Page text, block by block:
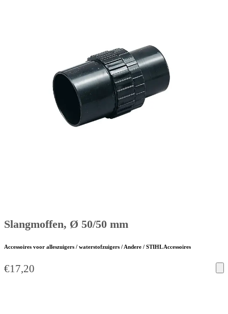
Slangmoffen, Ø 50/50 mm
Accessoires voor alleszuigers / waterstofzuigers / Andere / STIHL Accessoires
€17,20